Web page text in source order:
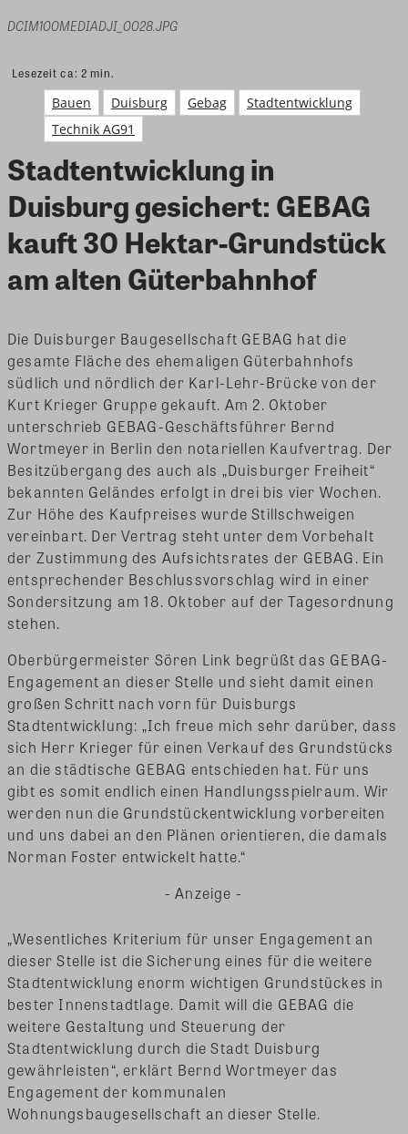
DCIM100MEDIADJI_0028.JPG
Lesezeit ca: 2 min.
Bauen Duisburg Gebag
Stadtentwicklung
Technik AG91
Stadtentwicklung in
Duisburg gesichert: GEBAG
kauft 30 Hektar-Grundstück
am alten Güterbahnhof
Die Duisburger Baugesellschaft GEBAG hat die
gesamte Fläche des ehemaligen Güterbahnhofs
südlich und nördlich der Karl-Lehr-Brücke von der
Kurt Krieger Gruppe gekauft. Am 2. Oktober
unterschrieb GEBAG-Geschäftsführer Bernd
Wortmeyer in Berlin den notariellen Kaufvertrag. Der
Besitzübergang des auch als „Duisburger Freiheit“
bekannten Geländes erfolgt in drei bis vier Wochen.
Zur Höhe des Kaufpreises wurde Stillschweigen
vereinbart. Der Vertrag steht unter dem Vorbehalt
der Zustimmung des Aufsichtsrates der GEBAG. Ein
entsprechender Beschlussvorschlag wird in einer
Sondersitzung am 18. Oktober auf der Tagesordnung
stehen.
Oberbürgermeister Sören Link begrüßt das GEBAG-
Engagement an dieser Stelle und sieht damit einen
großen Schritt nach vorn für Duisburgs
Stadtentwicklung: „Ich freue mich sehr darüber, dass
sich Herr Krieger für einen Verkauf des Grundstücks
an die städtische GEBAG entschieden hat. Für uns
gibt es somit endlich einen Handlungsspielraum. Wir
werden nun die Grundstückentwicklung vorbereiten
und uns dabei an den Plänen orientieren, die damals
Norman Foster entwickelt hatte.“
- Anzeige -
„Wesentliches Kriterium für unser Engagement an
dieser Stelle ist die Sicherung eines für die weitere
Stadtentwicklung enorm wichtigen Grundstückes in
bester Innenstadtlage. Damit will die GEBAG die
weitere Gestaltung und Steuerung der
Stadtentwicklung durch die Stadt Duisburg
gewährleisten“, erklärt Bernd Wortmeyer das
Engagement der kommunalen
Wohnungsbaugesellschaft an dieser Stelle.